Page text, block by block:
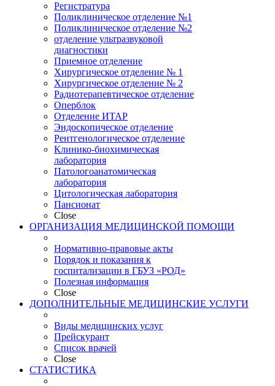
Регистратура
Поликлиническое отделение №1
Поликлиническое отделение №2
отделение ультразвуковой
диагностики
Приемное отделение
Хирургическое отделение № 1
Хирургическое отделение № 2
Радиотерапевтическое отделение
Оперблок
Отделение ИТАР
Эндоскопическое отделение
Рентгенологическое отделение
Клинико-биохимическая
лаборатория
Патологоанатомическая
лаборатория
Цитологическая лаборатория
Пансионат
Close
ОРГАНИЗАЦИЯ МЕДИЦИНСКОЙ ПОМОЩИ
Нормативно-правовые акты
Порядок и показания к
госпитализации в ГБУЗ «РОД»
Полезная информация
Close
ДОПОЛНИТЕЛЬНЫЕ МЕДИЦИНСКИЕ УСЛУГИ
Виды медицинских услуг
Прейскурант
Список врачей
Close
СТАТИСТИКА